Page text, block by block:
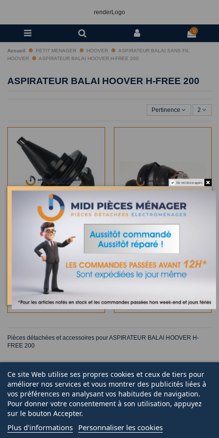
renderLogo
0
Accueil PETIT MENAGER HOOVER
ASPIRATEUR BALAI SANS FIL
HOOVER
ASPIRATEUR BALAI HOOVER H-FREE 200
ASPIRATEUR BALAI HOOVER H-FREE 200
Pertinence 2
Définitivement épuisé
MOTEUR COMPLET POUR
ASPIRATEUR FREE H-200
HOOVER 48029974
39,00 €
VIEW
Définitivement épuisé
MOTEUR COMPLET POUR
ASPIRATEUR FREE H-200
HOOVER 49125154
39,00 €
Pièces détachées et accessoires pour ASPIRATEUR BALAI HOOVER H-
FREE 200
CATÉGORIES
INFORMATIONS
NOUS CONTACTER
Ce site Web utilise ses propres cookies et ceux de tiers pour
améliorer nos services et vous montrer des publicités liées à
vos préférences en analysant vos habitudes de navigation.
Pour donner votre consentement à son utilisation, appuyez
sur le bouton Accepter.
Plus d'informations Personnaliser les cookies
Do not show again.